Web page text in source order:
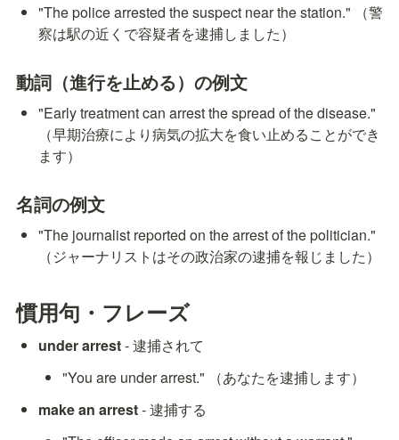
"The police arrested the suspect near the station." （警
察は駅の近くで容疑者を逮捕しました）
動詞（進行を止める）の例文
"Early treatment can arrest the spread of the disease."
（早期治療により病気の拡大を食い止めることができ
ます）
名詞の例文
"The journalist reported on the arrest of the politician."
（ジャーナリストはその政治家の逮捕を報じました）
慣用句・フレーズ
under arrest - 逮捕されて
"You are under arrest." （あなたを逮捕します）
make an arrest - 逮捕する